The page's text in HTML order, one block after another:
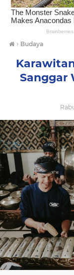
› Budaya
Sanggar